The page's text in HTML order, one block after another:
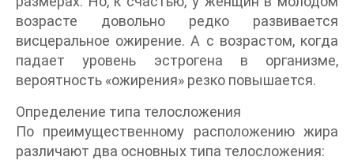
возрасте довольно редко развивается
висцеральное ожирение. А с возрастом, когда
падает уровень эстрогена в организме,
вероятность «ожирения» резко повышается.
Определение типа телосложения
По преимущественному расположению жира
различают два основных типа телосложения: